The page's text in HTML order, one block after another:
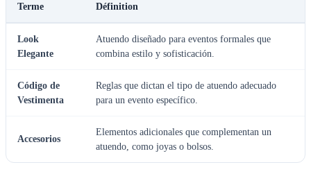
Terme Définition
Look
Elegante
Atuendo diseñado para eventos formales que
combina estilo y sofisticación.
Código de
Vestimenta
Reglas que dictan el tipo de atuendo adecuado
para un evento específico.
Accesorios
Elementos adicionales que complementan un
atuendo, como joyas o bolsos.